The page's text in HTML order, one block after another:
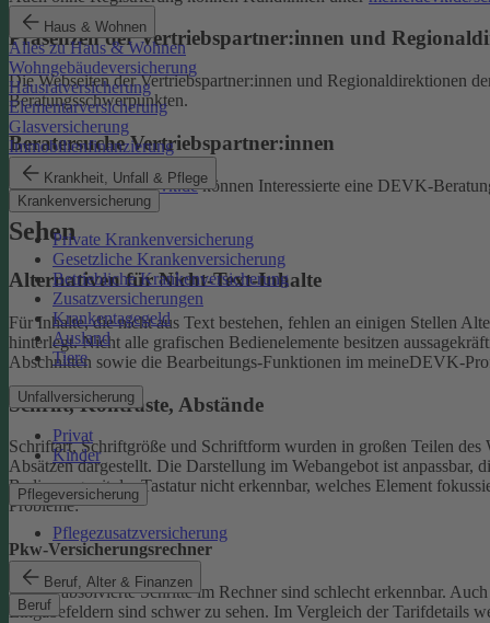
Haus & Wohnen
Alles zu Haus & Wohnen
Wohngebäudeversicherung
Hausratversicherung
Elementarversicherung
Glasversicherung
Immobilienfinanzierung
Krankheit, Unfall & Pflege
Krankenversicherung
Private Krankenversicherung
Gesetzliche Krankenversicherung
Betriebliche Krankenversicherung
Zusatzversicherungen
Krankentagegeld
Ausland
Tiere
Unfallversicherung
Privat
Kinder
Pflegeversicherung
Pflegezusatzversicherung
Beruf, Alter & Finanzen
Beruf
Präsenzen der Vertriebspartner:innen und
Die Webseiten der Vertriebspartner:innen und Regionaldirektionen
Beratungsschwerpunkten.
Beratersuche Vertriebspartner:innen
Unterberatersuche.devk.dekönnen Interessierte eine DEVK-
Sehen
Alternativen für Nicht-Text-Inhalte
Für Inhalte, die nicht aus Text bestehen, fehlen an einigen Stellen
hinterlegt.Nicht alle grafischen Bedienelemente besitzen
Abschnitten sowie die Bearbeitungs-Funktionen im meineDEVK-
Schrift, Kontraste, Abstände
Schriftart, Schriftgröße und Schriftform wurden in großen Teilen des
Absätzen dargestellt. Die Darstellung im Webangebot ist anpassbar,
Bedienung mit der Tastatur nicht erkennbar, welches Element
Probleme:
Pkw-Versicherungsrechner
Bereits absolvierte Schritte im Rechner sind schlecht erkennbar. Auch
Eingabefeldern sind schwer zu sehen. Im Vergleich der Tarifdetails